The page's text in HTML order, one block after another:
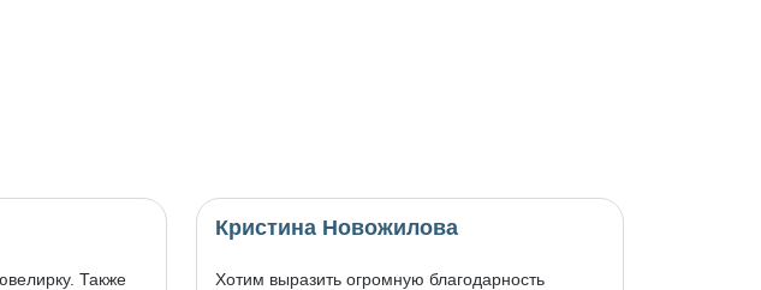
Также
Кристина Новожилова
Хотим выразить огромную благодарность